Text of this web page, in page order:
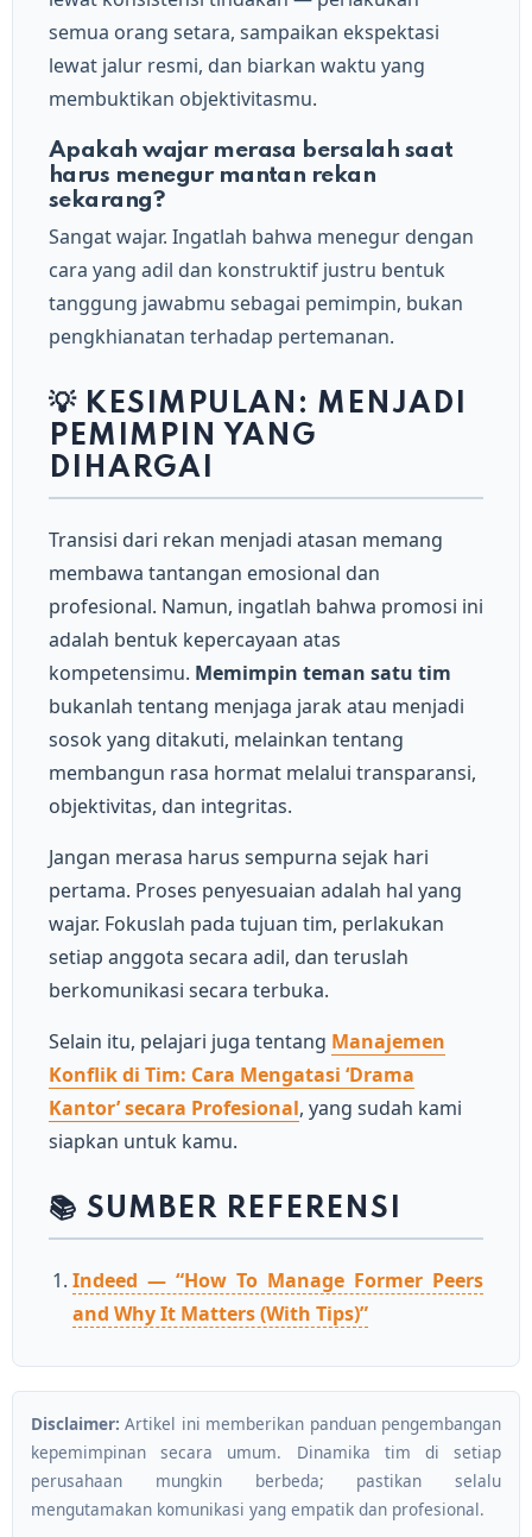
semua orang setara, sampaikan ekspektasi
lewat jalur resmi, dan biarkan waktu yang
membuktikan objektivitasmu.
Apakah wajar merasa bersalah saat
harus menegur mantan rekan
sekarang?
Sangat wajar. Ingatlah bahwa menegur dengan
cara yang adil dan konstruktif justru bentuk
tanggung jawabmu sebagai pemimpin, bukan
pengkhianatan terhadap pertemanan.
💡 KESIMPULAN: MENJADI
PEMIMPIN YANG
DIHARGAI
Transisi dari rekan menjadi atasan memang
membawa tantangan emosional dan
profesional. Namun, ingatlah bahwa promosi ini
adalah bentuk kepercayaan atas
kompetensimu. Memimpin teman satu tim
bukanlah tentang menjaga jarak atau menjadi
sosok yang ditakuti, melainkan tentang
membangun rasa hormat melalui transparansi,
objektivitas, dan integritas.
Jangan merasa harus sempurna sejak hari
pertama. Proses penyesuaian adalah hal yang
wajar. Fokuslah pada tujuan tim, perlakukan
setiap anggota secara adil, dan teruslah
berkomunikasi secara terbuka.
Selain itu, pelajari juga tentang Manajemen
Konflik di Tim: Cara Mengatasi ‘Drama
Kantor’ secara Profesional, yang sudah kami
siapkan untuk kamu.
📚 SUMBER REFERENSI
Indeed — “How To Manage Former Peers
and Why It Matters (With Tips)”
Disclaimer: Artikel ini memberikan panduan pengembangan
kepemimpinan secara umum. Dinamika tim di setiap
perusahaan mungkin berbeda; pastikan selalu
mengutamakan komunikasi yang empatik dan profesional.